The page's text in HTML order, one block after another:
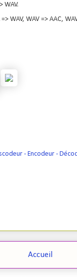
WAV.
WAV, WAV => AAC,
- Encodeur -
Accueil